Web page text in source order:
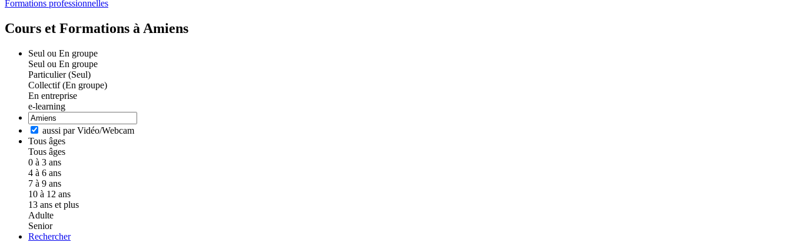
Formations professionnelles
Cours et Formations à Amiens
Seul ou En groupe
Seul ou En groupe
Particulier (Seul)
Collectif (En groupe)
En entreprise
e-learning
aussi par Vidéo/Webcam
Tous âges
Tous âges
0 à 3 ans
4 à 6 ans
7 à 9 ans
10 à 12 ans
13 ans et plus
Adulte
Senior
Rechercher